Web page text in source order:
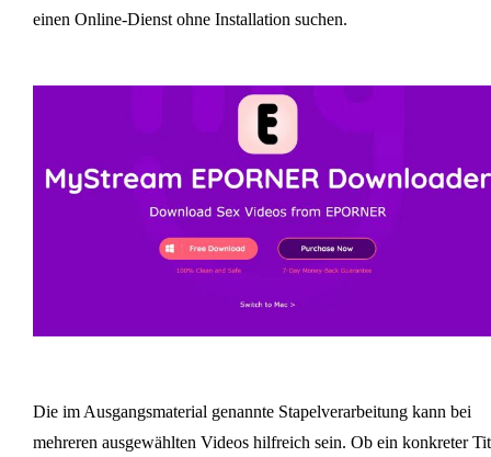
einen Online-Dienst ohne Installation suchen.
Die im Ausgangsmaterial genannte Stapelverarbeitung kann bei
mehreren ausgewählten Videos hilfreich sein. Ob ein konkreter